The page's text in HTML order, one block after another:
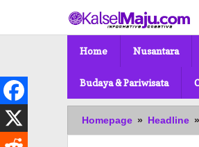
konten
Home Nusantara
Budaya & Pariwisata
Homepage » Headline »